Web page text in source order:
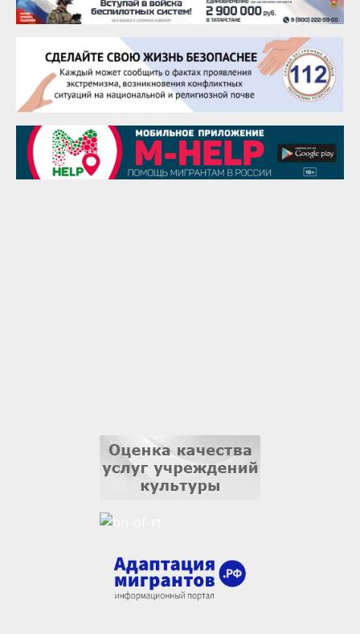
22 августа
Евгений Ефимов
25 августа
Сэсэгма Бубеева
28 августа
Чингиз Мустафаев
29 августа
Надежда Рослова